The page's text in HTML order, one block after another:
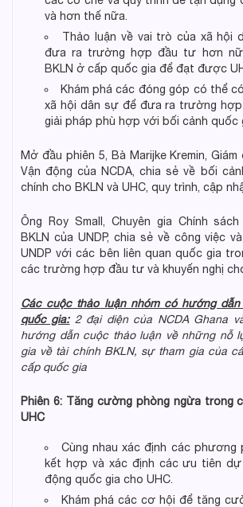
và hơn thế nữa.
Thảo luận về vai trò của xã hội
đưa ra trường hợp đầu tư hơn
BKLN ở cấp quốc gia để đạt được
Khám phá các đóng góp có thể
xã hội dân sự để đưa ra trường
giải pháp phù hợp với bối cảnh quốc
Mở đầu phiên 5, Bà Marijke Kremin,
Vận động của NCDA, chia sẻ về bối
chính cho BKLN và UHC, quy trình, cập
Ông Roy Small, Chuyên gia Chính
BKLN của UNDP, chia sẻ về công việc
UNDP với các bên liên quan quốc gia
các trường hợp đầu tư và khuyến nghị
Các cuộc thảo luận nhóm có hướng
quốc gia:2 đại diện của NCDA Ghana
hướng dẫn cuộc thảo luận về những nỗ
gia về tài chính BKLN, sự tham gia của
cấp quốc gia
Phiên 6: Tăng cường phòng ngừa trong
UHC
Cùng nhau xác định các phương
kết hợp và xác định các ưu tiên
động quốc gia cho UHC.
Khám phá các cơ hội để tăng